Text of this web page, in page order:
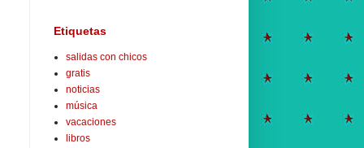
Etiquetas
salidas con chicos
gratis
noticias
música
vacaciones
libros